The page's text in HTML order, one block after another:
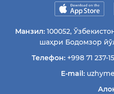
Манзил: 100052,
шаҳри Бодомзор
Телефон: +998 71 237-
E-mail: